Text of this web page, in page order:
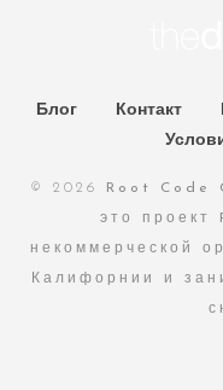
Блог Контакт
© 2026 Root Code
это проект
некоммерческой
Калифорнии и